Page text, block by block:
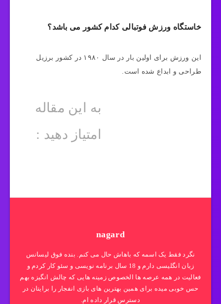
خاستگاه ورزش فوتبالی کدام کشور می باشد؟
این ورزش برای اولین بار در سال ۱۹۸۰ در کشور برزیل
طراحی و ابداع شده است.
به این مقاله
امتیاز دهید :
nagard
نگرد فقط یک اسمه که باهاش حال می کنم. بنده فوق لیسانس
زبان انگلیسی دارم و 18 سال برنامه نویسی و سئو کار کردم و
فعالیت در همه عرصه ها الخصوص زمینه هایی که چالش انگیزه بهم
حس خوبی میده برای همین بهترین های بازی انفجار را برایتان در
دسترس قرار داده ام.